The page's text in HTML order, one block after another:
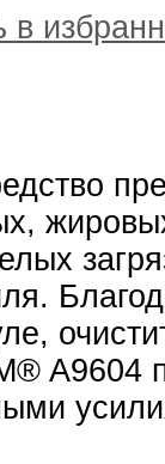
в
A9604